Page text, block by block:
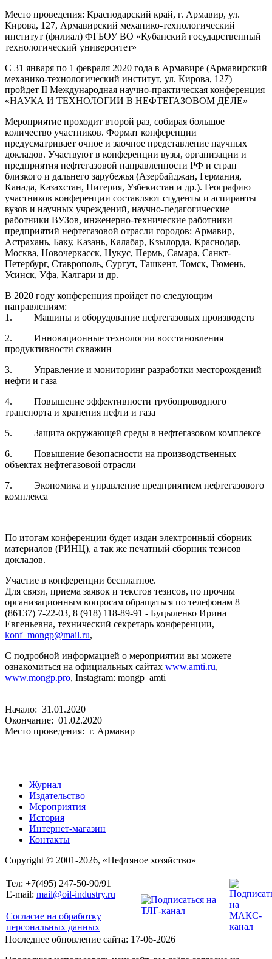
Место проведения: Краснодарский край, г. Армавир, ул.
Кирова, 127, Армавирский механико-технологический
институт (филиал) ФГБОУ ВО «Кубанский государственный
технологический университет»
C 31 января по 1 февраля 2020 года в Армавире (Армавирский
механико-технологический институт, ул. Кирова, 127)
пройдет II Международная научно-практическая конференция
«НАУКА И ТЕХНОЛОГИИ В НЕФТЕГАЗОВОМ ДЕЛЕ»
Мероприятие проходит второй раз, собирая большое
количество участников. Формат конференции
предусматривает очное и заочное представление научных
докладов. Участвуют в конференции вузы, организации и
предприятия нефтегазовой направленности РФ и стран
близкого и дальнего зарубежья (Азербайджан, Германия,
Канада, Казахстан, Нигерия, Узбекистан и др.). Географию
участников конференции составляют студенты и аспиранты
вузов и научных учреждений, научно-педагогические
работники ВУЗов, инженерно-технические работники
предприятий нефтегазовой отрасли городов: Армавир,
Астрахань, Баку, Казань, Калабар, Кзылорда, Краснодар,
Москва, Новочеркасск, Нукус, Пермь, Самара, Санкт-
Петербург, Ставрополь, Сургут, Ташкент, Томск, Тюмень,
Усинск, Уфа, Калгари и др.
В 2020 году конференция пройдет по следующим
направлениям:
1. Машины и оборудование нефтегазовых производств
2. Инновационные технологии восстановления
продуктивности скважин
3. Управление и мониторинг разработки месторождений
нефти и газа
4. Повышение эффективности трубопроводного
транспорта и хранения нефти и газа
5. Защита окружающей среды в нефтегазовом комплексе
6. Повышение безопасности на производственных
объектах нефтегазовой отрасли
7. Экономика и управление предприятием нефтегазового
комплекса
По итогам конференции будет издан электронный сборник
материалов (РИНЦ), а так же печатный сборник тезисов
докладов.
Участие в конференции бесплатное.
Для связи, приема заявок и текстов тезисов, по прочим
организационным вопросам обращаться по телефонам 8
(86137) 7-22-03, 8 (918) 118-89-91 - Буцыленко Ирина
Евгеньевна, технический секретарь конференции,
konf_mongp@mail.ru,
С подробной информацией о мероприятии вы можете
ознакомиться на официальных сайтах www.amti.ru,
www.mongp.pro, Instagram: mongp_amti
Начало: 31.01.2020
Окончание: 01.02.2020
Место проведения: г. Армавир
Журнал
Издательство
Мероприятия
История
Интернет-магазин
Контакты
Copyright © 2001-2026, «Нефтяное хозяйство»
Тел: +7(495) 247-50-90/91
E-mail: mail@oil-industry.ru
Согласие на обработку
персональных данных
Последнее обновление сайта: 17-06-2026